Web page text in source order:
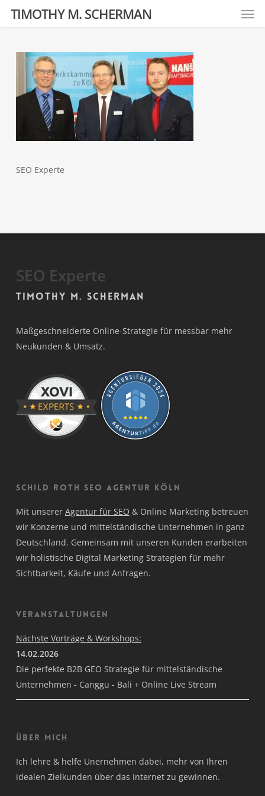
Skip
content
TIMOTHY M. SCHERMAN
SEO Experte
SEO Experte
Timothy M. Scherman
Maßgeschneiderte Online-Strategie für messbar mehr
Neukunden & Umsatz.
Schild Roth SEO Agentur Köln
Mit unserer Agentur für SEO & Online Marketing betreuen
wir Konzerne und mittelständische Unternehmen in ganz
Deutschland. Gemeinsam mit unseren Kunden erarbeiten
wir holistische Digital Marketing Strategien für mehr
Sichtbarkeit, Käufe und Anfragen.
Veranstaltungen
Nächste Vorträge & Workshops:
14.02.2026
Die perfekte B2B GEO Strategie für mittelständische
Unternehmen - Canggu - Bali + Online Live Stream
Über mich
Ich lehre & helfe Unernehmen dabei, mehr von Ihren
idealen Zielkunden über das Internet zu gewinnen.